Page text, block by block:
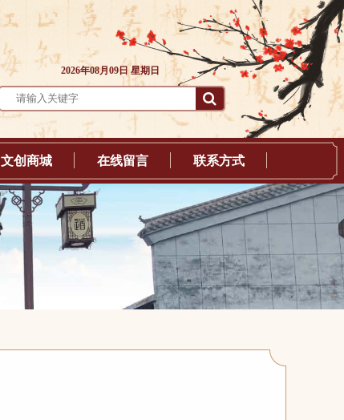
2026年08月09日 星期日
文创商城 在线留言 联系方式